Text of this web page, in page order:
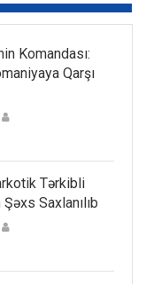
Komandası:
Qarşı
Tərkibli
Saxlanılıb